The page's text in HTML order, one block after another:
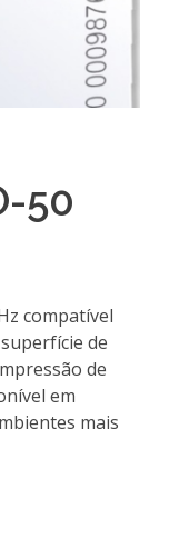
50
compatível
de
de
em
mais